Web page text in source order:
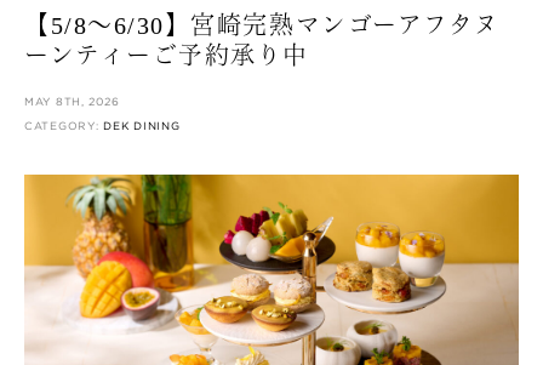
【5/8〜6/30】宮崎完熟マンゴーアフタヌ
ーンティーご予約承り中
MAY 8TH, 2026
CATEGORY:DEK DINING